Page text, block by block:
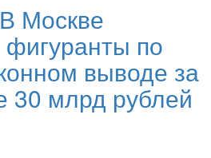
В Москве
по
выводе за
30 млрд рублей